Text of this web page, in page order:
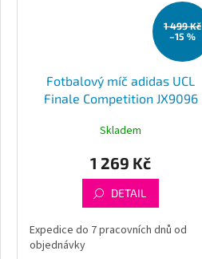
1 499 Kč
–15 %
Fotbalový míč adidas UCL
Finale Competition JX9096
Skladem
1 269 Kč
DETAIL
Expedice do 7 pracovních dnů od
objednávky